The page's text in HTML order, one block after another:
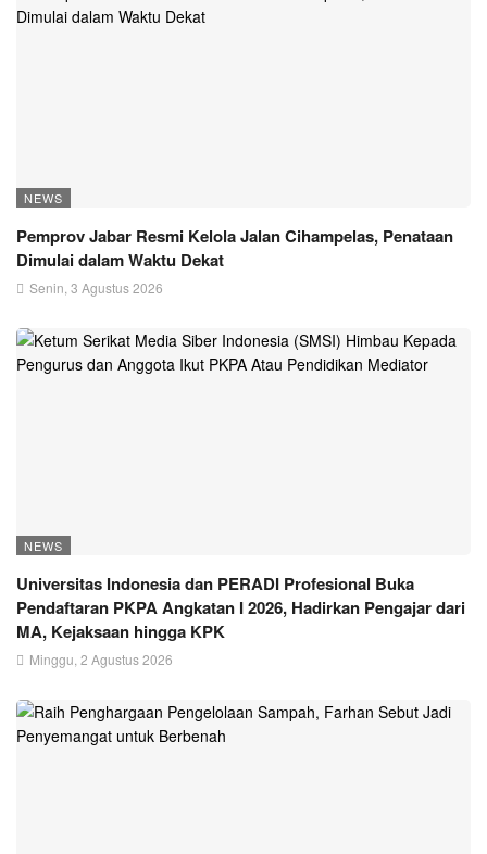
NEWS
Pemprov Jabar Resmi Kelola Jalan Cihampelas, Penataan
Dimulai dalam Waktu Dekat
Senin, 3 Agustus 2026
NEWS
Universitas Indonesia dan PERADI Profesional Buka
Pendaftaran PKPA Angkatan I 2026, Hadirkan Pengajar dari
MA, Kejaksaan hingga KPK
Minggu, 2 Agustus 2026